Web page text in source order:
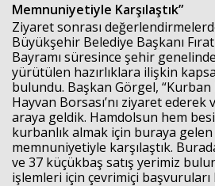
Memnuniyetiyle Karşılaştık”
Ziyaret sonrası
Büyükşehir Belediye Başkanı
Bayramı süresince şehir
yürütülen hazırlıklara ilişkin
bulundu. Başkan Görgel, “Kurban
Hayvan Borsası’nı ziyaret ederek
araya geldik. Hamdolsun hem
kurbanlık almak için buraya
memnuniyetiyle karşılaştık.
ve 37 küçükbaş satış yerimiz
işlemleri için çevrimiçi başvuruları